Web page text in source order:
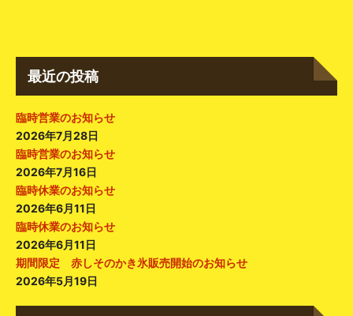
最近の投稿
臨時営業のお知らせ
2026年7月28日
臨時営業のお知らせ
2026年7月16日
臨時休業のお知らせ
2026年6月11日
臨時休業のお知らせ
2026年6月11日
期間限定 赤しそのかき氷販売開始のお知らせ
2026年5月19日